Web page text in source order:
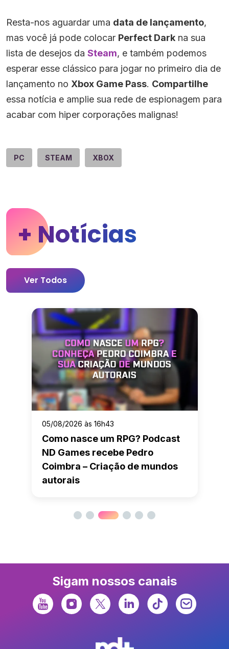
Resta-nos aguardar uma data de lançamento,
mas você já pode colocar Perfect Dark na sua
lista de desejos da Steam, e também podemos
esperar esse clássico para jogar no primeiro dia de
lançamento no Xbox Game Pass. Compartilhe
essa notícia e amplie sua rede de espionagem para
acabar com hiper corporações malignas!
PC STEAM XBOX
+ Notícias
Ver Todos
05/08/2026 às 16h43
Como nasce um RPG? Podcast
ND Games recebe Pedro
Coimbra – Criação de mundos
autorais
Sigam nossos canais